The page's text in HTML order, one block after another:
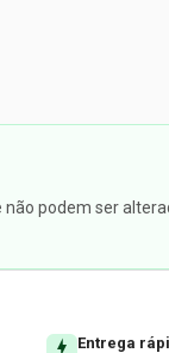
podem ser
Entrega